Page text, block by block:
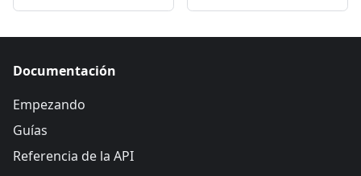
Documentación
Empezando
Guías
Referencia de la API